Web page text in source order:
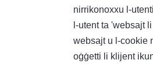
nirrikonoxxu l-
l-utent ta 'websajt
websajt u l-cookie
oġġetti li klijent